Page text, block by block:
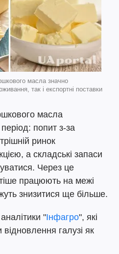
масла значно
так і експортні поставки
масла
попит з-за
ринок
а складські запаси
Через це
працюють на межі
знизитися ще більше.
"Інфагро", які
галузі як